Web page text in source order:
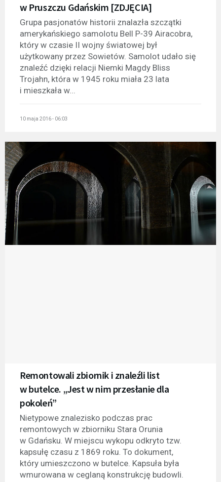
w Pruszczu Gdańskim [ZDJĘCIA]
Grupa pasjonatów historii znalazła szczątki
amerykańskiego samolotu Bell P-39 Airacobra,
który w czasie II wojny światowej był
użytkowany przez Sowietów. Samolot udało się
znaleźć dzięki relacji Niemki Magdy Bliss
Trojahn, która w 1945 roku miała 23 lata
i mieszkała w...
10 maja 2016 - 06:03
Remontowali zbiornik i znaleźli list
w butelce. „Jest w nim przesłanie dla
pokoleń”
Nietypowe znalezisko podczas prac
remontowych w zbiorniku Stara Orunia
w Gdańsku. W miejscu wykopu odkryto tzw.
kapsułę czasu z 1869 roku. To dokument,
który umieszczono w butelce. Kapsuła była
wmurowana w ceglaną konstrukcję budowli.